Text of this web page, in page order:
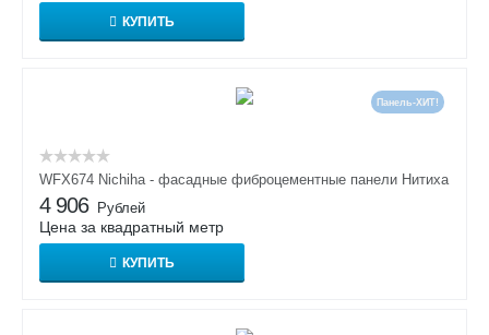
КУПИТЬ
Панель-ХИТ!
WFX674 Nichiha - фасадные фиброцементные панели Нитиха
4 906 Рублей
Цена за квадратный метр
КУПИТЬ